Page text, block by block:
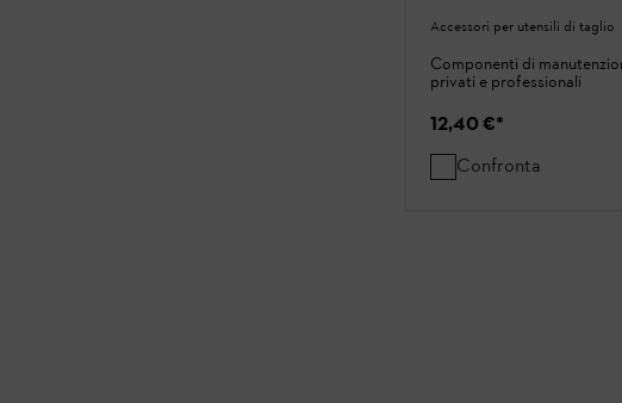
Accessori per utensili di taglio
Componenti di
privati ​​e professionali
12,40 €*
Confronta